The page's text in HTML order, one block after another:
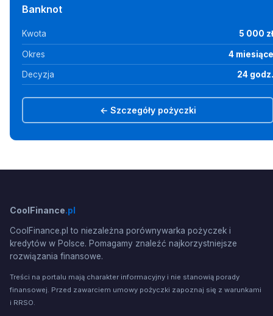
Banknot
Kwota 5 000 zł
Okres 4 miesiące
Decyzja 24 godz.
← Szczegóły pożyczki
CoolFinance.pl
CoolFinance.pl to niezależna porównywarka pożyczek i
kredytów w Polsce. Pomagamy znaleźć najkorzystniejsze
rozwiązania finansowe.
Treści na portalu mają charakter informacyjny i nie stanowią porady
finansowej. Przed zawarciem umowy pożyczki zapoznaj się z warunkami
i RRSO.